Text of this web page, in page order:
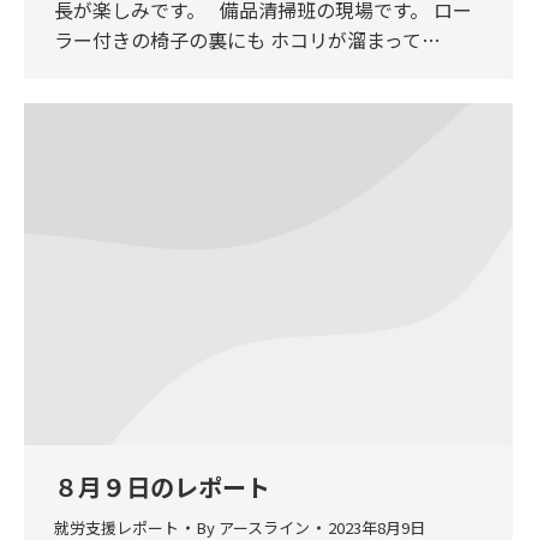
長が楽しみです。 備品清掃班の現場です。 ロー
ラー付きの椅子の裏にも ホコリが溜まって…
８月９日のレポート
就労支援レポート By アースライン 2023年8月9日